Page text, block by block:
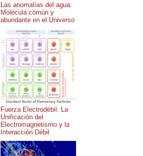
Las anomalías del agua:
Molécula común y
abundante en el Universo
Fuerza Electrodébil: La
Unificación del
Electromagnetismo y la
Interacción Débil